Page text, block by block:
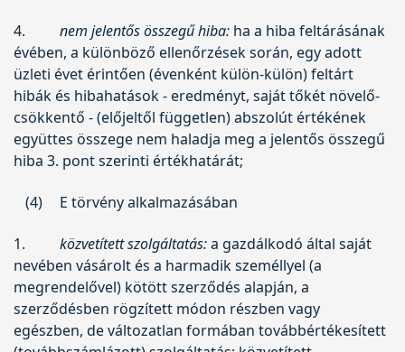
4. nem jelentős összegű hiba:ha a hiba feltárásának
évében, a különböző ellenőrzések során, egy adott
üzleti évet érintően (évenként külön-külön) feltárt
hibák és hibahatások - eredményt, saját tőkét növelő-
csökkentő - (előjeltől független) abszolút értékének
együttes összege nem haladja meg a jelentős összegű
hiba 3. pont szerinti értékhatárát;
(4) E törvény alkalmazásában
1. közvetített szolgáltatás:a gazdálkodó által saját
nevében vásárolt és a harmadik személlyel (a
megrendelővel) kötött szerződés alapján, a
szerződésben rögzített módon részben vagy
egészben, de változatlan formában továbbértékesített